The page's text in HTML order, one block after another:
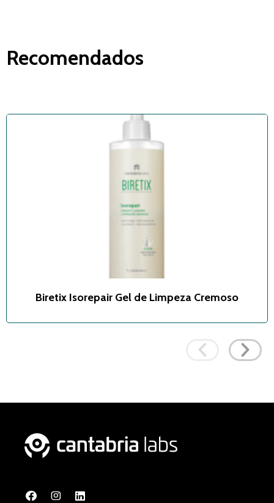
Recomendados
Biretix Isorepair Gel de Limpeza Cremoso